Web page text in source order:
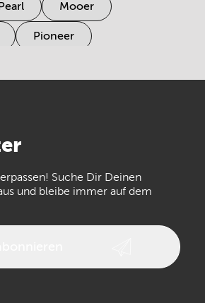
Mooer
Pioneer
Epiphone
Suche Dir Deinen
und bleibe immer auf dem